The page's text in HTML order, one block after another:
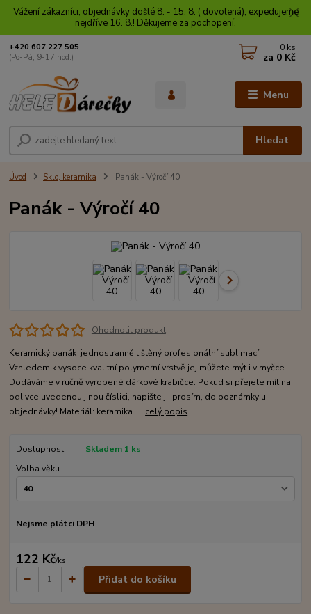
Vážení zákazníci, objednávky došlé 8. - 15. 8. ( dovolená), expedujeme
nejdříve 16. 8.! Děkujeme za pochopení.
Menu
Hledat
+420 607 227 505
(Po-Pá, 9-17 hod.)
0 ks
za 0 Kč
Úvod Sklo, keramika Panák - Výročí 40
Panák - Výročí 40
Ohodnotit produkt
Keramický panák jednostranně tištěný profesionální sublimací.
Vzhledem k vysoce kvalitní polymerní vrstvě jej můžete mýt i v myčce.
Dodáváme v ručně vyrobené dárkové krabičce. Pokud si přejete mít na
odlivce uvedenou jinou číslici, napište ji, prosím, do poznámky u
objednávky! Materiál: keramika ... celý popis
Dostupnost
Skladem 1 ks
Volba věku
Nejsme plátci DPH
122 Kč/ks
Přidat do košíku